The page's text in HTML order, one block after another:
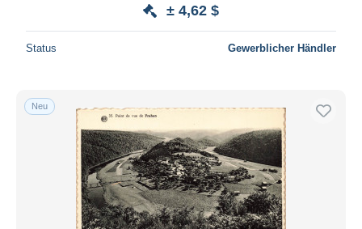
± 4,62 $
Status Gewerblicher Händler
Neu